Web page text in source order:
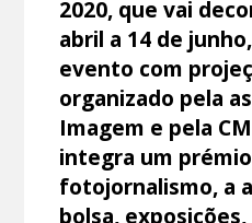
2020, que vai
abril a 14 de
evento com
organizado pela
Imagem e pela
integra um
fotojornalismo, a
bolsa,